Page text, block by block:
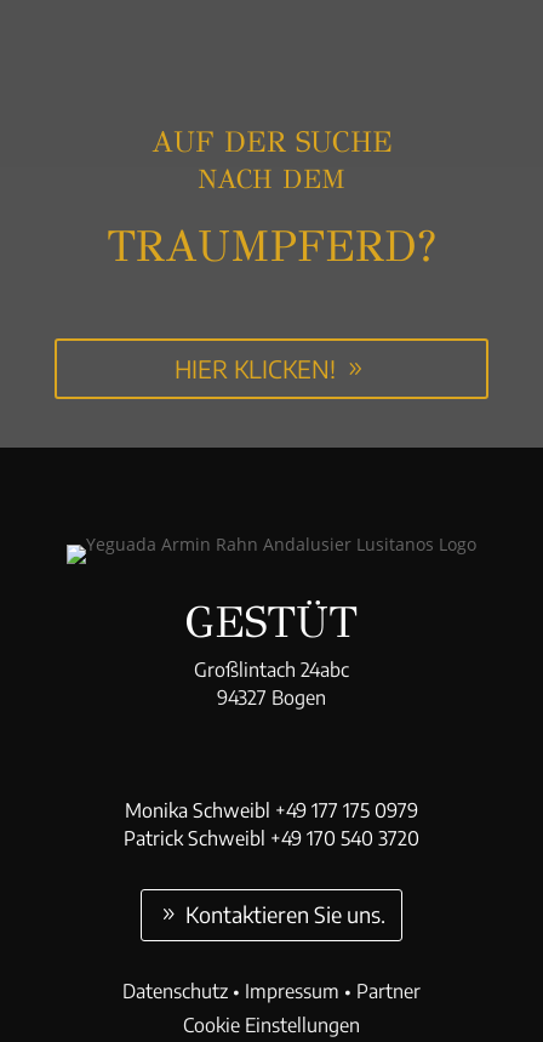
AUF DER SUCHE
NACH DEM
TRAUMPFERD?
HIER KLICKEN!
GESTÜT
Großlintach 24abc
94327 Bogen
Monika Schweibl +49 177 175 0979
Patrick Schweibl +49 170 540 3720
Kontaktieren Sie uns.
Datenschutz• Impressum • Partner
Cookie Einstellungen